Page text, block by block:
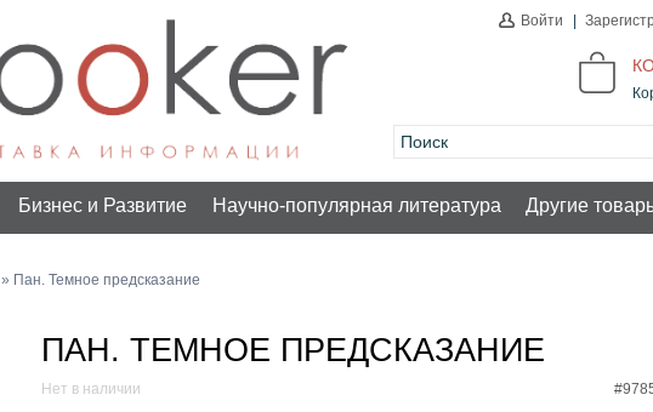
Войти
Бизнес и Развитие Научно-популярная литература Другие
» Пан. Темное предсказание
ПАН. ТЕМНОЕ ПРЕДСКАЗАНИЕ
Нет в наличии